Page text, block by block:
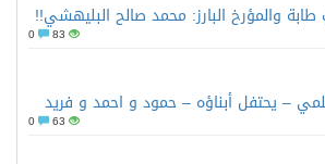
طابة والمؤرخ البارز: محمد صالح البليهشي!!
83
– يحتفل أبناؤه – حمود و احمد و فريد
63